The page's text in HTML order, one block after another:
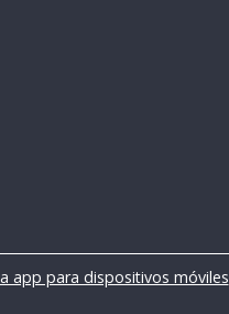
app para dispositivos móviles